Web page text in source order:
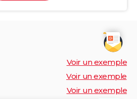
Voir un exemple
Voir un exemple
Voir un exemple